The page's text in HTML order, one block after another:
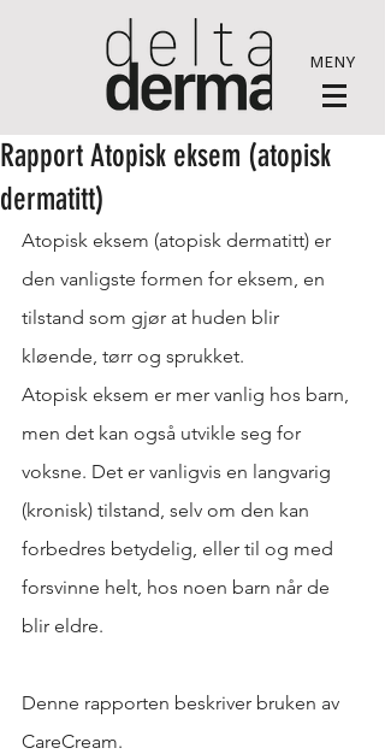
MENY
Rapport Atopisk eksem (atopisk
dermatitt)
Atopisk eksem (atopisk dermatitt) er
den vanligste formen for eksem, en
tilstand som gjør at huden blir
kløende, tørr og sprukket.
Atopisk eksem er mer vanlig hos barn,
men det kan også utvikle seg for
voksne. Det er vanligvis en langvarig
(kronisk) tilstand, selv om den kan
forbedres betydelig, eller til og med
forsvinne helt, hos noen barn når de
blir eldre.
Denne rapporten beskriver bruken av
CareCream.